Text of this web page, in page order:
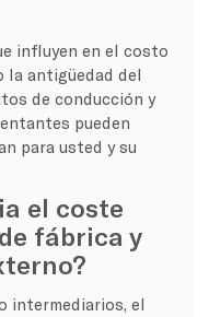
influyen en el costo
la antigüedad del
de conducción y
pueden
para usted y su
el coste
fábrica y
intermediarios, el